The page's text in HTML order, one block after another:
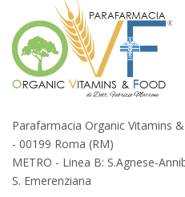
Parafarmacia Organic Vitamins
- 00199 Roma (RM)
METRO - Linea B: S.Agnese-
S. Emerenziana